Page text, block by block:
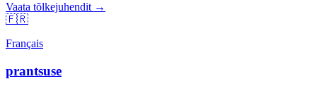
Vaata tõlkejuhendit →
🇫🇷
Français
prantsuse